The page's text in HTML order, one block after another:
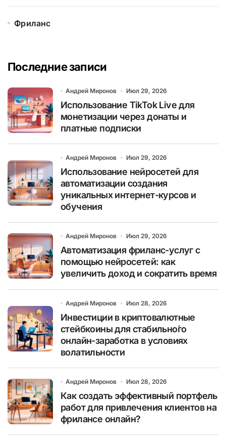
Фриланс
Последние записи
Андрей Миронов Июл 29, 2026
Использование TikTok Live для
монетизации через донаты и
платные подписки
Андрей Миронов Июл 29, 2026
Использование нейросетей для
автоматизации создания
уникальных интернет-курсов и
обучения
Андрей Миронов Июл 29, 2026
Автоматизация фриланс-услуг с
помощью нейросетей: как
увеличить доход и сократить время
Андрей Миронов Июл 28, 2026
Инвестиции в криптовалютные
стейбкоины для стабильно́го
онлайн-заработка в условиях
волатильности
Андрей Миронов Июл 28, 2026
Как создать эффективный портфель
работ для привлечения клиентов на
фрилансе онлайн?